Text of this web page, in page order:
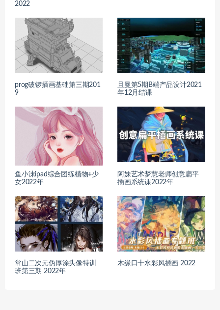
2022
prog破锣插画基础第三期201
9
且曼第5期B端产品设计2021
年12月结课
鱼小沫ipad综合团练植物+少
女2022年
阿妹艺术梦慧老师创意扁平
插画系统课2022年
常山二次元伪厚涂头像特训
班第三期 2022年
木缘口十水彩风插画 2022